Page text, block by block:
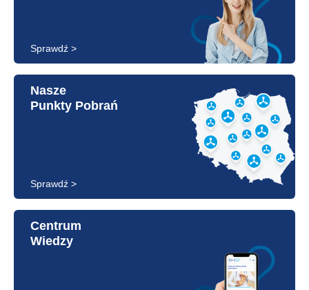
Sprawdź >
Nasze
Punkty Pobrań
Sprawdź >
Centrum
Wiedzy